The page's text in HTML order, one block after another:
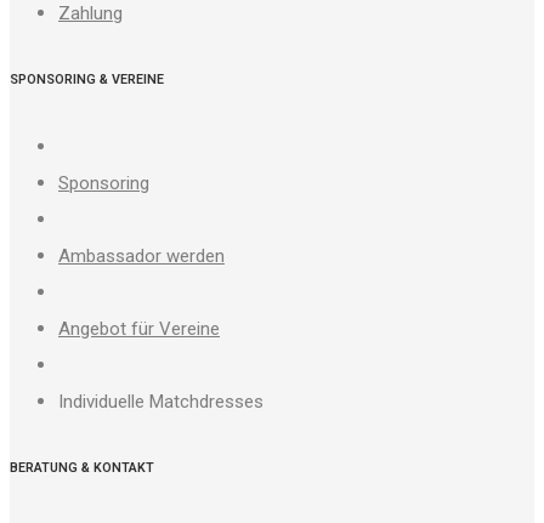
Zahlung
SPONSORING & VEREINE
Sponsoring
Ambassador werden
Angebot für Vereine
Individuelle Matchdresses
BERATUNG & KONTAKT